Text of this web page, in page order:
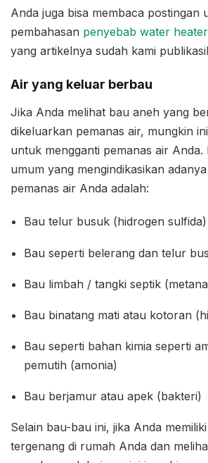
Anda juga bisa membaca postingan
pembahasan penyebab water
yang artikelnya sudah kami
Air yang keluar berbau
Jika Anda melihat bau aneh yang
dikeluarkan pemanas air, mungkin
untuk mengganti pemanas air Anda.
umum yang mengindikasikan
pemanas air Anda adalah:
Bau telur busuk (hidrogen sulfida)
Bau seperti belerang dan telur
Bau limbah / tangki septik
Bau binatang mati atau kotoran
Bau seperti bahan kimia seperti
pemutih (amonia)
Bau berjamur atau apek (bakteri)
Selain bau-bau ini, jika Anda
tergenang di rumah Anda dan